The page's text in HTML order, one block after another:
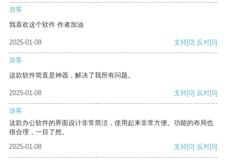
游客
我喜欢这个软件 作者加油
2025-01-08 支持[0] 反对[0]
游客
这款软件简直是神器，解决了我所有问题。
2025-01-08 支持[0] 反对[0]
游客
这款办公软件的界面设计非常简洁，使用起来非常方便。功能的布局也
很合理，一目了然。
2025-01-08
支持[0] 反对[0]